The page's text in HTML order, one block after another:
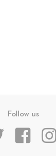
Follow us